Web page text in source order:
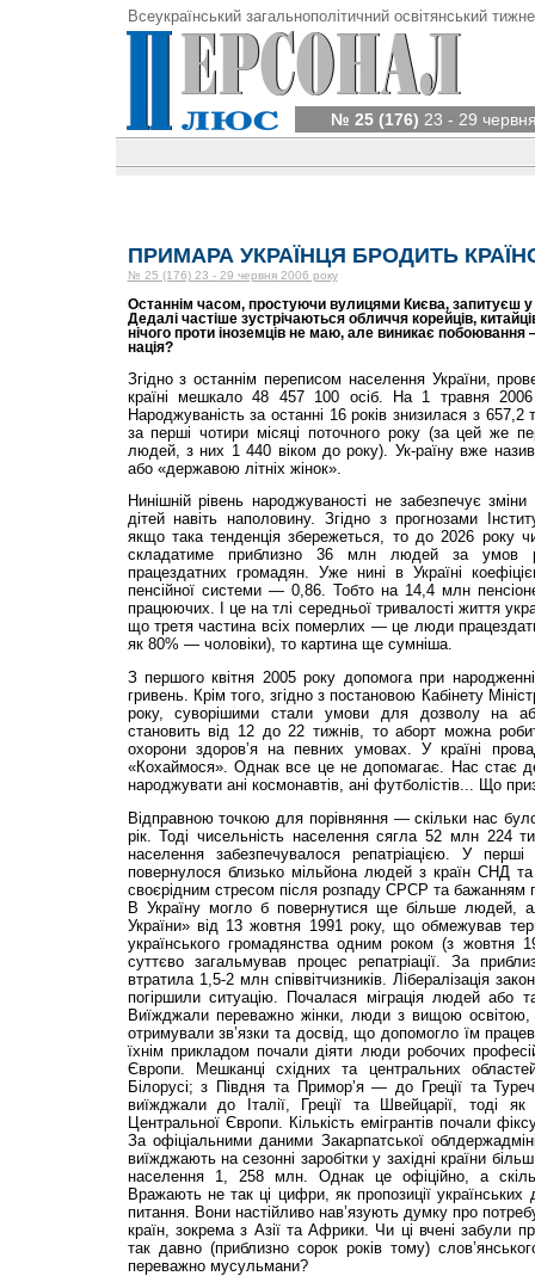
Всеукраїнський загальнополітичний освітянський
№ 25 (176) 23 - 29
ПРИМАРА УКРАЇНЦЯ БРОДИТЬ
№ 25 (176) 23 - 29 червня 2006 року
Останнім часом, простуючи вулицями Києва, запитуєш у
Дедалі частіше зустрічаються обличчя корейців,
нічого проти іноземців не маю, але виникає побоювання
нація?
Згідно з останнім переписом населення України,
країні мешкало 48 457 100 осіб. На 1 травня
Народжуваність за останні 16 років знизилася з
за перші чотири місяці поточного року (за цей же
людей, з них 1 440 віком до року). Ук-раїну вже
або «державою літніх жінок».
Нинішній рівень народжуваності не забезпечує зміни
дітей навіть наполовину. Згідно з прогнозами
якщо така тенденція збережеться, то до 2026 року
складатиме приблизно 36 млн людей за умов
працездатних громадян. Уже нині в Україні
пенсійної системи — 0,86. Тобто на 14,4 млн
працюючих. І це на тлі середньої тривалості життя
що третя частина всіх померлих — це люди
як 80% — чоловіки), то картина ще сумніша.
З першого квітня 2005 року допомога при
гривень. Крім того, згідно з постановою Кабінету
року, суворішими стали умови для дозволу на
становить від 12 до 22 тижнів, то аборт можна
охорони здоров’я на певних умовах. У країні
«Кохаймося». Однак все це не допомагає. Нас стає
народжувати ані космонавтів, ані футболістів... Що
Відправною точкою для порівняння — скільки нас
рік. Тоді чисельність населення сягла 52 млн 224
населення забезпечувалося репатріацією. У
повернулося близько мільйона людей з країн СНД
своєрідним стресом після розпаду СРСР та бажанням
В Україну могло б повернутися ще більше людей,
України» від 13 жовтня 1991 року, що обмежував
українського громадянства одним роком (з жовтня
суттєво загальмував процес репатріації. За
втратила 1,5-2 млн співвітчизників. Лібералізація
погіршили ситуацію. Почалася міграція людей або
Виїжджали переважно жінки, люди з вищою освітою,
отримували зв’язки та досвід, що допомогло їм
їхнім прикладом почали діяти люди робочих
Європи. Мешканці східних та центральних
Білорусі; з Півдня та Примор’я — до Греції та
виїжджали до Італії, Греції та Швейцарії, тоді
Центральної Європи. Кількість емігрантів почали
За офіціальними даними Закарпатської
виїжджають на сезонні заробітки у західні країни
населення 1, 258 млн. Однак це офіційно, а
Вражають не так ці цифри, як пропозиції українських
питання. Вони настійливо нав’язують думку про
країн, зокрема з Азії та Африки. Чи ці вчені забули
так давно (приблизно сорок років тому)
переважно мусульмани?